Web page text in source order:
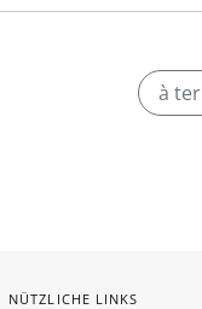
à
NÜTZLICHE LINKS